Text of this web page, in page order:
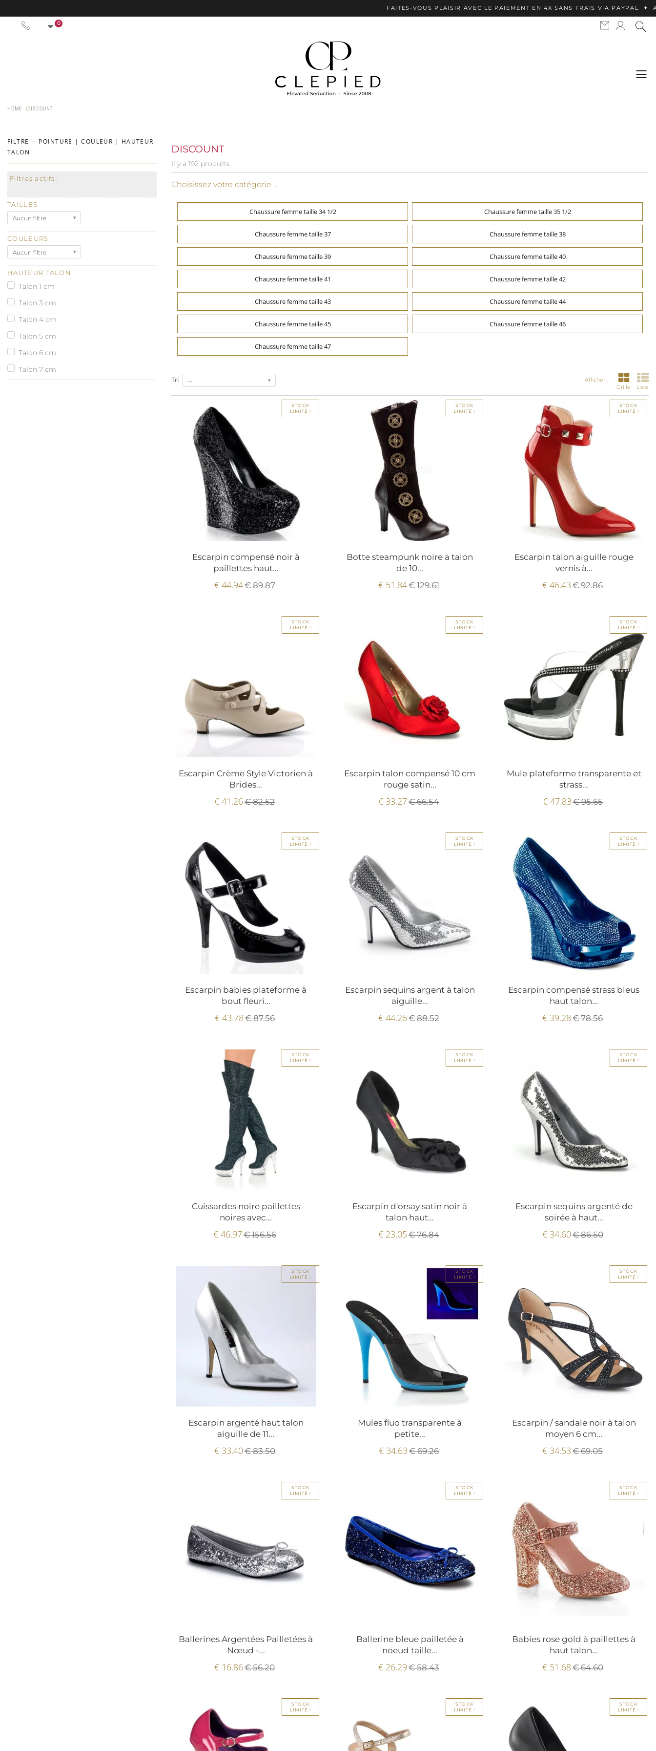
FAITES-VOUS PLAISIR AVEC LE PAIEMENT EN 4X SANS FRAIS VIA PAYPAL ✦ APPLE PAY
0
HOME DISCOUNT
FILTRE -- POINTURE | COULEUR | HAUTEUR
TALON
Filtres actifs :
TAILLES
Aucun filtre
COULEURS
Aucun filtre
HAUTEUR TALON
Talon 1 cm
Talon 3 cm
Talon 4 cm
Talon 5 cm
Talon 6 cm
Talon 7 cm
DISCOUNT
Il y a 192 produits.
Choisissez votre catégorie ...
Chaussure femme taille 34 1/2 Chaussure femme taille 35 1/2
Chaussure femme taille 37 Chaussure femme taille 38
Chaussure femme taille 39 Chaussure femme taille 40
Chaussure femme taille 41 Chaussure femme taille 42
Chaussure femme taille 43 Chaussure femme taille 44
Chaussure femme taille 45 Chaussure femme taille 46
Chaussure femme taille 47
Afficher :
Grille
Liste
Tri --
STOCK
LIMITÉ !
Escarpin compensé noir à
paillettes haut...
€ 44.94€ 89.87
STOCK
LIMITÉ !
Botte steampunk noire a talon
de 10...
€ 51.84€ 129.61
STOCK
LIMITÉ !
Escarpin talon aiguille rouge
vernis à...
€ 46.43 € 92.86
STOCK
LIMITÉ !
Escarpin Crème Style Victorien à
Brides...
€ 41.26€ 82.52
STOCK
LIMITÉ !
Escarpin talon compensé 10 cm
rouge satin...
€ 33.27€ 66.54
STOCK
LIMITÉ !
Mule plateforme transparente et
strass...
€ 47.83 € 95.65
STOCK
LIMITÉ !
Escarpin babies plateforme à
bout fleuri...
€ 43.78€ 87.56
STOCK
LIMITÉ !
Escarpin sequins argent à talon
aiguille...
€ 44.26€ 88.52
STOCK
LIMITÉ !
Escarpin compensé strass bleus
haut talon...
€ 39.28€ 78.56
STOCK
LIMITÉ !
Cuissardes noire paillettes
noires avec...
€ 46.97€ 156.56
STOCK
LIMITÉ !
Escarpin d'orsay satin noir à
talon haut...
€ 23.05 € 76.84
STOCK
LIMITÉ !
Escarpin sequins argenté de
soirée à haut...
€ 34.60€ 86.50
STOCK
LIMITÉ !
Escarpin argenté haut talon
aiguille de 11...
€ 33.40€ 83.50
STOCK
LIMITÉ !
Mules fluo transparente à
petite...
€ 34.63 € 69.26
STOCK
LIMITÉ !
Escarpin / sandale noir à talon
moyen 6 cm...
€ 34.53 € 69.05
STOCK
LIMITÉ !
Ballerines Argentées Pailletées à
Nœud -...
€ 16.86€ 56.20
STOCK
LIMITÉ !
Ballerine bleue pailletée à
noeud taille...
€ 26.29 € 58.43
STOCK
LIMITÉ !
Babies rose gold à paillettes à
haut talon...
€ 51.68€ 64.60
STOCK
LIMITÉ !
STOCK
LIMITÉ !
STOCK
LIMITÉ !